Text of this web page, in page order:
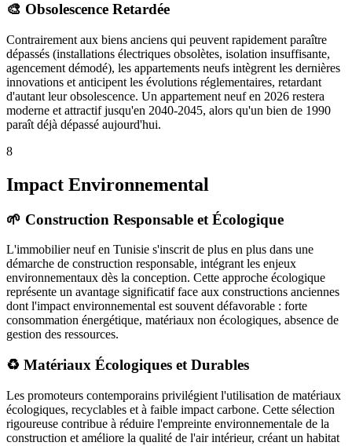
🎨 Obsolescence Retardée
Contrairement aux biens anciens qui peuvent rapidement paraître
dépassés (installations électriques obsolètes, isolation insuffisante,
agencement démodé), les appartements neufs intègrent les dernières
innovations et anticipent les évolutions réglementaires, retardant
d'autant leur obsolescence. Un appartement neuf en 2026 restera
moderne et attractif jusqu'en 2040-2045, alors qu'un bien de 1990
paraît déjà dépassé aujourd'hui.
8
Impact Environnemental
🌱 Construction Responsable et Écologique
L'immobilier neuf en Tunisie s'inscrit de plus en plus dans une
démarche de construction responsable, intégrant les enjeux
environnementaux dès la conception. Cette approche écologique
représente un avantage significatif face aux constructions anciennes
dont l'impact environnemental est souvent défavorable : forte
consommation énergétique, matériaux non écologiques, absence de
gestion des ressources.
♻️ Matériaux Écologiques et Durables
Les promoteurs contemporains privilégient l'utilisation de matériaux
écologiques, recyclables et à faible impact carbone. Cette sélection
rigoureuse contribue à réduire l'empreinte environnementale de la
construction et améliore la qualité de l'air intérieur, créant un habitat